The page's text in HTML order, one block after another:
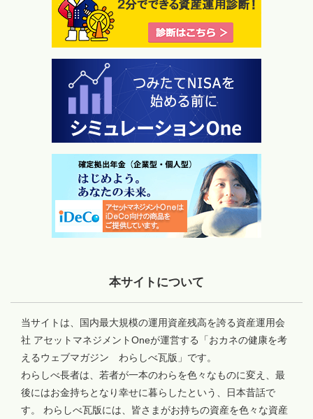
本サイトについて
当サイトは、国内最大規模の運用資産残高を誇る資産運用会
社 アセットマネジメントOneが運営する「おカネの健康を考
えるウェブマガジン わらしべ瓦版」です。
わらしべ長者は、若者が一本のわらを色々なものに変え、最
後にはお金持ちとなり幸せに暮らしたという、日本昔話で
す。 わらしべ瓦版には、皆さまがお持ちの資産を色々な資産